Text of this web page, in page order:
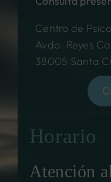
Centro de
Avda. Reyes
38005 Santa
Horario
Atención